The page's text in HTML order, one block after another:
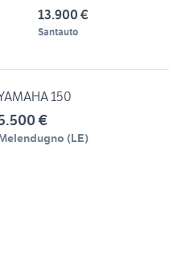
13.900 €
Santauto
150
€
(LE)